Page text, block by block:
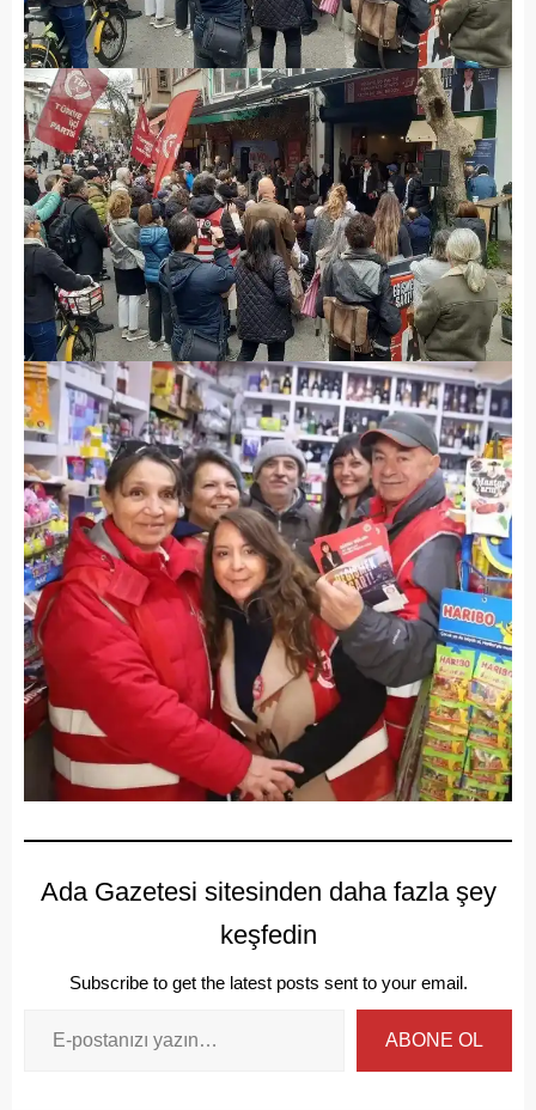
Ada Gazetesi sitesinden daha fazla şey
keşfedin
Subscribe to get the latest posts sent to your email.
ABONE OL